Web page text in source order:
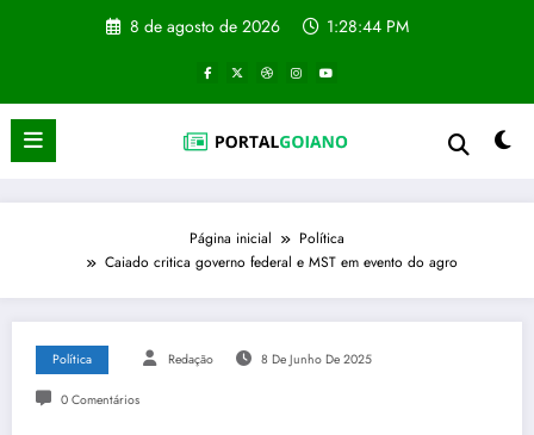
8 de agosto de 2026 1:28:45 PM
Página inicial
Política
Caiado critica governo federal e MST em evento do agro
Política Redação 8 De Junho De 2025
0 Comentários